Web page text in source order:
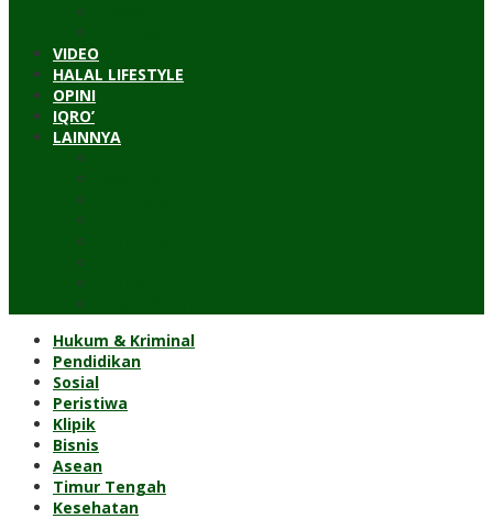
VIDEO
HALAL LIFESTYLE
OPINI
IQRO’
LAINNYA
Hukum & Kriminal
Pendidikan
Sosial
Peristiwa
Klipik
Bisnis
Asean
Timur Tengah
Kesehatan